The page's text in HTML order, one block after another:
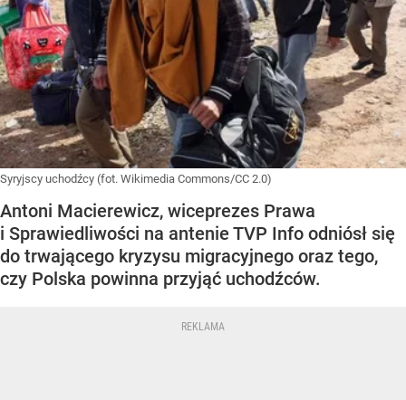
Syryjscy uchodźcy (fot. Wikimedia Commons/CC 2.0)
Antoni Macierewicz, wiceprezes Prawa
i Sprawiedliwości na antenie TVP Info odniósł się
do trwającego kryzysu migracyjnego oraz tego,
czy Polska powinna przyjąć uchodźców.